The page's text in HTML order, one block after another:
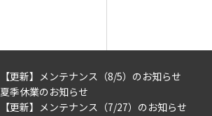
【更新】メンテナンス（8/5）のお知らせ
夏季休業のお知らせ
【更新】メンテナンス（7/27）のお知らせ